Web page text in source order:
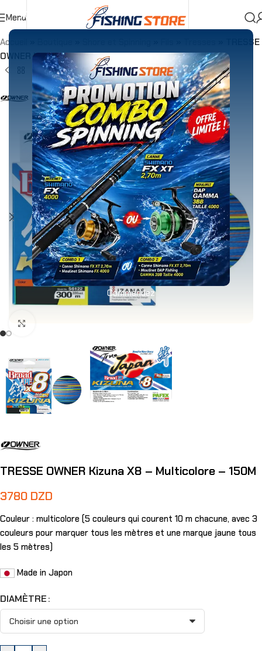
Commandez
Menu
Accueil
TRESSE
OWNER Kizuna X8 – Multicolore – 150M
TRESSE OWNER Kizuna X8 – Multicolore – 150M
3780 DZD
Couleur : multicolore (5 couleurs qui courent 10 m chacune, avec 3
couleurs pour marquer tous les mètres et une marque jaune tous
les 5 mètres)
Made in Japon
DIAMÈTRE